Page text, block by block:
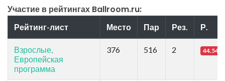
Участие в рейтингах Ballroom.ru:
Рейтинг-лист Место Пар Рез. Р.
Взрослые,
Европейская
программа
376 516 2 44.54